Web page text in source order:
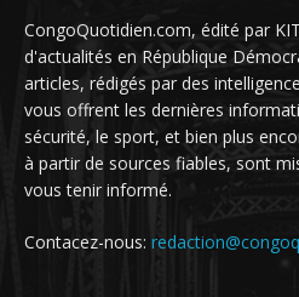
CongoQuotidien.com, édité par
d'actualités en République
articles, rédigés par des
vous offrent les dernières
sécurité, le sport, et bien plus
à partir de sources fiables, sont
vous tenir informé.
Contacez-nous: